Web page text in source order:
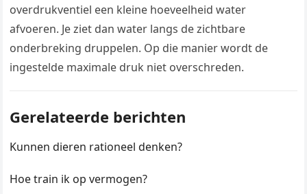
overdrukventiel een kleine hoeveelheid water
afvoeren. Je ziet dan water langs de zichtbare
onderbreking druppelen. Op die manier wordt de
ingestelde maximale druk niet overschreden.
Gerelateerde berichten
Kunnen dieren rationeel denken?
Hoe train ik op vermogen?